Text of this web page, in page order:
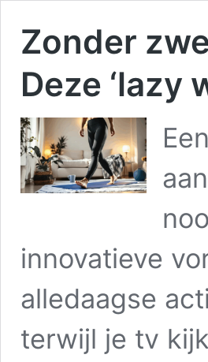
Zonder
Deze ‘lazy
innovatieve
alledaagse
terwijl je tv